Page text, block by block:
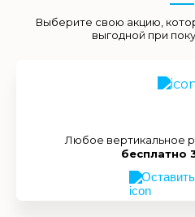
Выберите свою акцию,
выгодной при
Любое вертикальное
бесплатно